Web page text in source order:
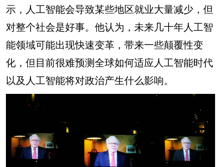
示，人工智能会导致某些地区就业大量减少，但
对整个社会是好事。他认为，未来几十年人工智
能领域可能出现快速变革，带来一些颠覆性变
化，但目前很难预测全球如何适应人工智能时代
以及人工智能将对政治产生什么影响。